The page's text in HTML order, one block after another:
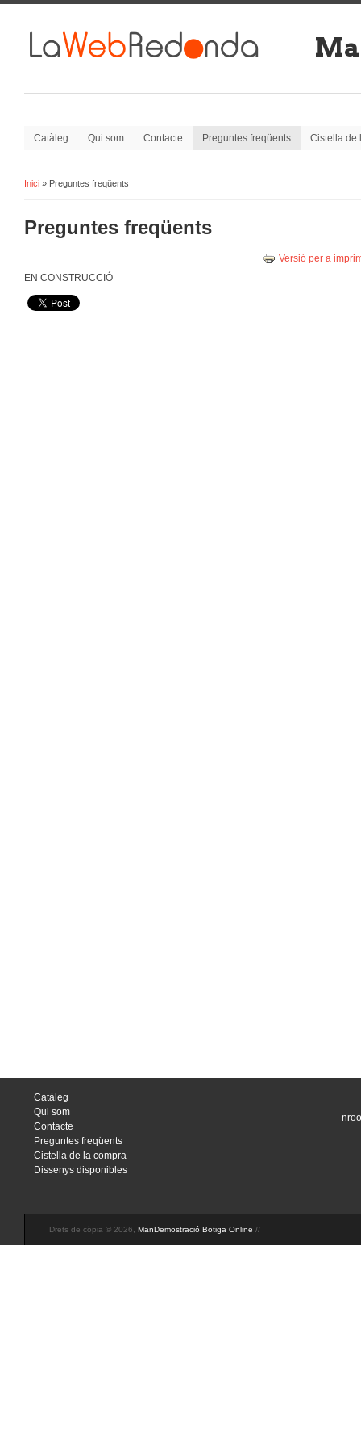
Catàleg Qui som Contacte Preguntes freqüents Cistella de
Inici » Preguntes freqüents
Preguntes freqüents
Versió per a
EN CONSTRUCCIÓ
Catàleg
Qui som
Contacte
Preguntes freqüents
Cistella de la compra
Dissenys disponibles
Drets de còpia © 2026, ManDemostració Botiga Online //